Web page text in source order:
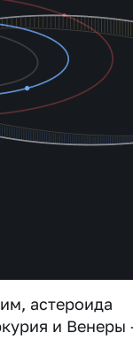
астероида
и Венеры